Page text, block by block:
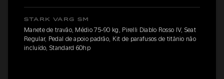
STARK VARG SM
Manete de travão, Médio 75-90 kg, Pirelli Diablo Rosso IV, Seat
Regular, Pedal de apoio padrão, Kit de parafusos de titânio não
incluído, Standard 60hp